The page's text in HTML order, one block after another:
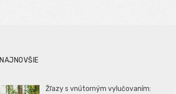
NAJNOVŠIE
Žľazy s vnútorným vylučovaním: